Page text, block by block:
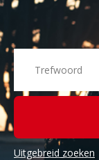
Uitgebreid zoeken